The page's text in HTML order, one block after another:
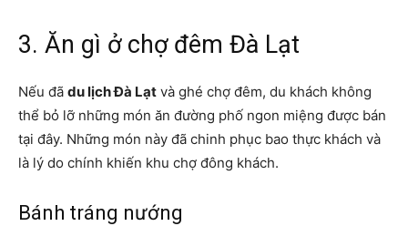
3. Ăn gì ở chợ đêm Đà Lạt
Nếu đã du lịch Đà Lạt và ghé chợ đêm, du khách không
thể bỏ lỡ những món ăn đường phố ngon miệng được bán
tại đây. Những món này đã chinh phục bao thực khách và
là lý do chính khiến khu chợ đông khách.
Bánh tráng nướng